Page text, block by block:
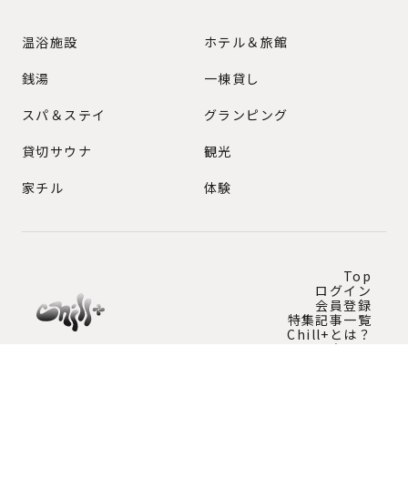
GENRE
温浴施設
銭湯
スパ＆ステイ
貸切サウナ
家チル
ホテル＆旅館
一棟貸し
グランピング
観光
体験
Top
ログイン
会員登録
特集記事一覧
Chill+とは？
問い合わせ